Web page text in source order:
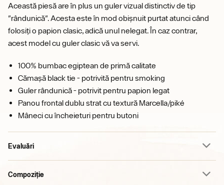
Această piesă are în plus un guler vizual distinctiv de tip
"rândunică". Acesta este în mod obișnuit purtat atunci când
folosiți o papion clasic, adică unul nelegat. În caz contrar,
acest model cu guler clasic vă va servi.
100% bumbac egiptean de primă calitate
Cămașă black tie - potrivită pentru smoking
Guler rândunică - potrivit pentru papion legat
Panou frontal dublu strat cu textură Marcella/piké
Mâneci cu încheieturi pentru butoni
Evaluări
Compoziție